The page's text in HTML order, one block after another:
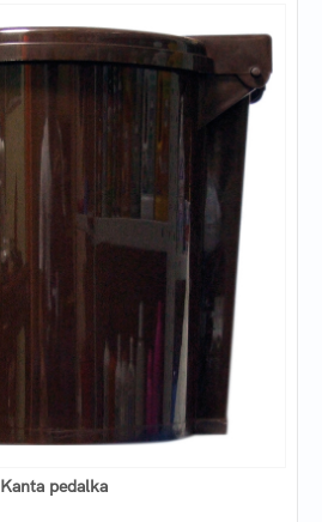
Kanta pedalka